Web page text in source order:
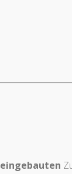
eingebauten